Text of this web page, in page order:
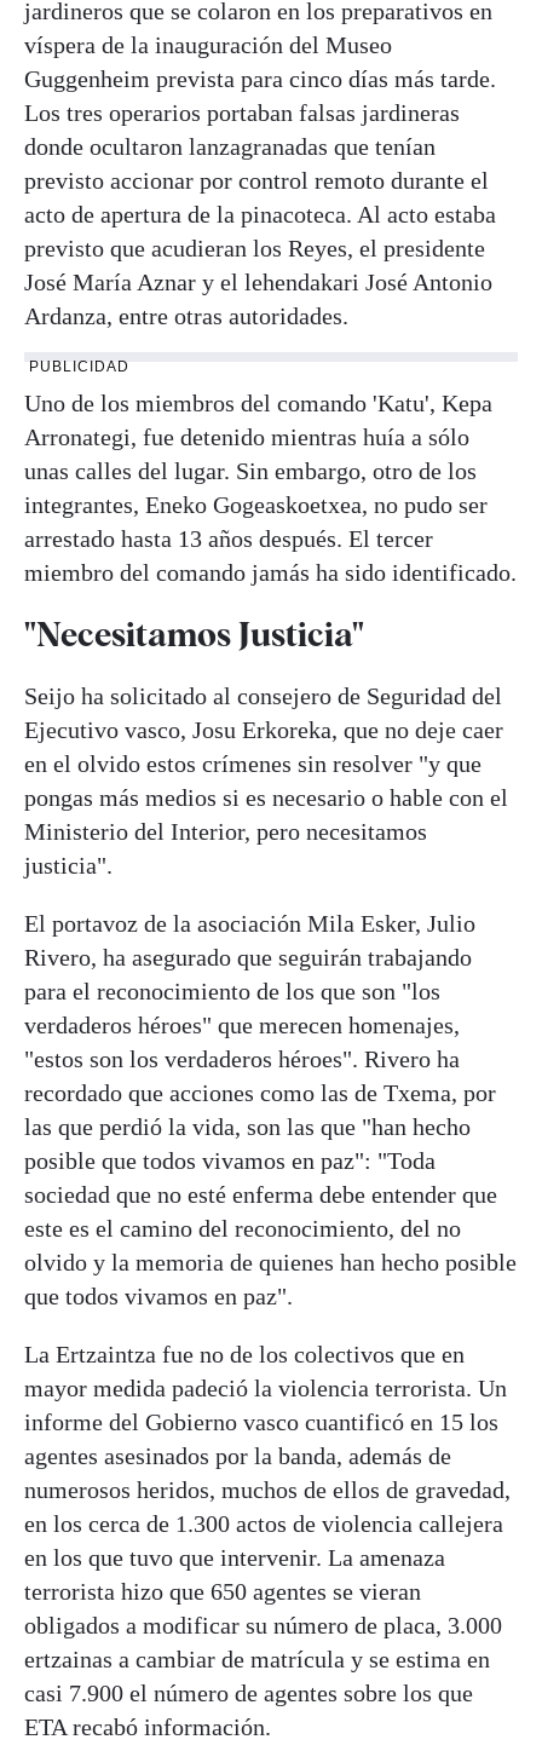
jardineros que se colaron en los preparativos en
víspera de la inauguración del Museo
Guggenheim prevista para cinco días más tarde.
Los tres operarios portaban falsas jardineras
donde ocultaron lanzagranadas que tenían
previsto accionar por control remoto durante el
acto de apertura de la pinacoteca. Al acto estaba
previsto que acudieran los Reyes, el presidente
José María Aznar y el lehendakari José Antonio
Ardanza, entre otras autoridades.
PUBLICIDAD
Uno de los miembros del comando 'Katu', Kepa
Arronategi, fue detenido mientras huía a sólo
unas calles del lugar. Sin embargo, otro de los
integrantes, Eneko Gogeaskoetxea, no pudo ser
arrestado hasta 13 años después. El tercer
miembro del comando jamás ha sido identificado.
"Necesitamos Justicia"
Seijo ha solicitado al consejero de Seguridad del
Ejecutivo vasco, Josu Erkoreka, que no deje caer
en el olvido estos crímenes sin resolver "y que
pongas más medios si es necesario o hable con el
Ministerio del Interior, pero necesitamos
justicia".
El portavoz de la asociación Mila Esker, Julio
Rivero, ha asegurado que seguirán trabajando
para el reconocimiento de los que son "los
verdaderos héroes" que merecen homenajes,
"estos son los verdaderos héroes". Rivero ha
recordado que acciones como las de Txema, por
las que perdió la vida, son las que "han hecho
posible que todos vivamos en paz": "Toda
sociedad que no esté enferma debe entender que
este es el camino del reconocimiento, del no
olvido y la memoria de quienes han hecho posible
que todos vivamos en paz".
La Ertzaintza fue no de los colectivos que en
mayor medida padeció la violencia terrorista. Un
informe del Gobierno vasco cuantificó en 15 los
agentes asesinados por la banda, además de
numerosos heridos, muchos de ellos de gravedad,
en los cerca de 1.300 actos de violencia callejera
en los que tuvo que intervenir. La amenaza
terrorista hizo que 650 agentes se vieran
obligados a modificar su número de placa, 3.000
ertzainas a cambiar de matrícula y se estima en
casi 7.900 el número de agentes sobre los que
ETA recabó información.